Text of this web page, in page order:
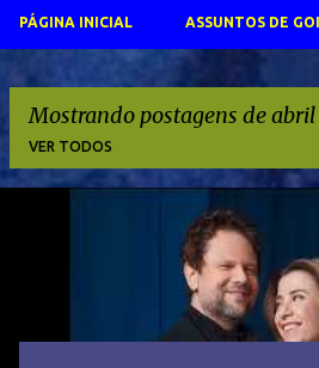
PÁGINA INICIAL ASSUNTOS DE
Mostrando postagens de abril
VER TODOS